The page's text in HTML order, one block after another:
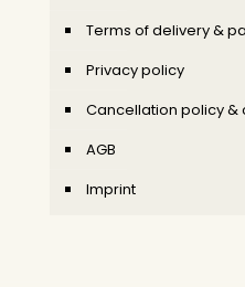
Terms of delivery &
Privacy policy
Cancellation policy &
AGB
Imprint